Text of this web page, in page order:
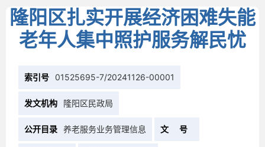
隆阳区扎实开展经济困难失能
老年人集中照护服务解民忧
索引号 01525695-7/20241126-00001
发文机构 隆阳区民政局
公开目录 养老服务业务管理信息 文 号